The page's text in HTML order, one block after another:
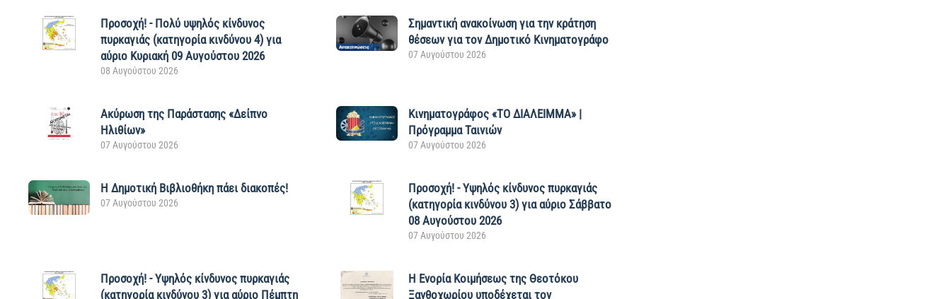
Προσοχή! - Πολύ υψηλός κίνδυνος
πυρκαγιάς (κατηγορία κινδύνου 4) για
αύριο Κυριακή 09 Αυγούστου 2026
08 Αυγούστου 2026
Σημαντική ανακοίνωση για την κράτηση
θέσεων για τον Δημοτικό Κινηματογράφο
07 Αυγούστου 2026
Ακύρωση της Παράστασης «Δείπνο
Ηλιθίων»
07 Αυγούστου 2026
Κινηματογράφος «ΤΟ ΔΙΑΛΕΙΜΜΑ» |
Πρόγραμμα Ταινιών
07 Αυγούστου 2026
Η Δημοτική Βιβλιοθήκη πάει διακοπές!
07 Αυγούστου 2026
Προσοχή! - Υψηλός κίνδυνος πυρκαγιάς
(κατηγορία κινδύνου 3) για αύριο Σάββατο
08 Αυγούστου 2026
07 Αυγούστου 2026
Προσοχή! - Υψηλός κίνδυνος πυρκαγιάς
(κατηγορία κινδύνου 3) για αύριο Πέμπτη
Η Ενορία Κοιμήσεως της Θεοτόκου
Ξανθοχωρίου υποδέχεται τον